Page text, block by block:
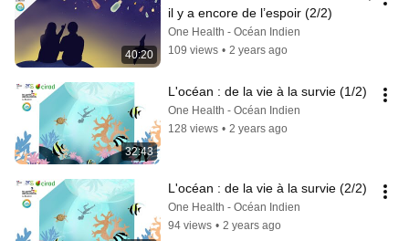
40:20
il y a encore de l’espoir (2/2)
One Health - Océan Indien
109 views • 2 years ago
32:43
L'océan : de la vie à la survie (1/2)
One Health - Océan Indien
128 views • 2 years ago
L'océan : de la vie à la survie (2/2)
One Health - Océan Indien
94 views • 2 years ago